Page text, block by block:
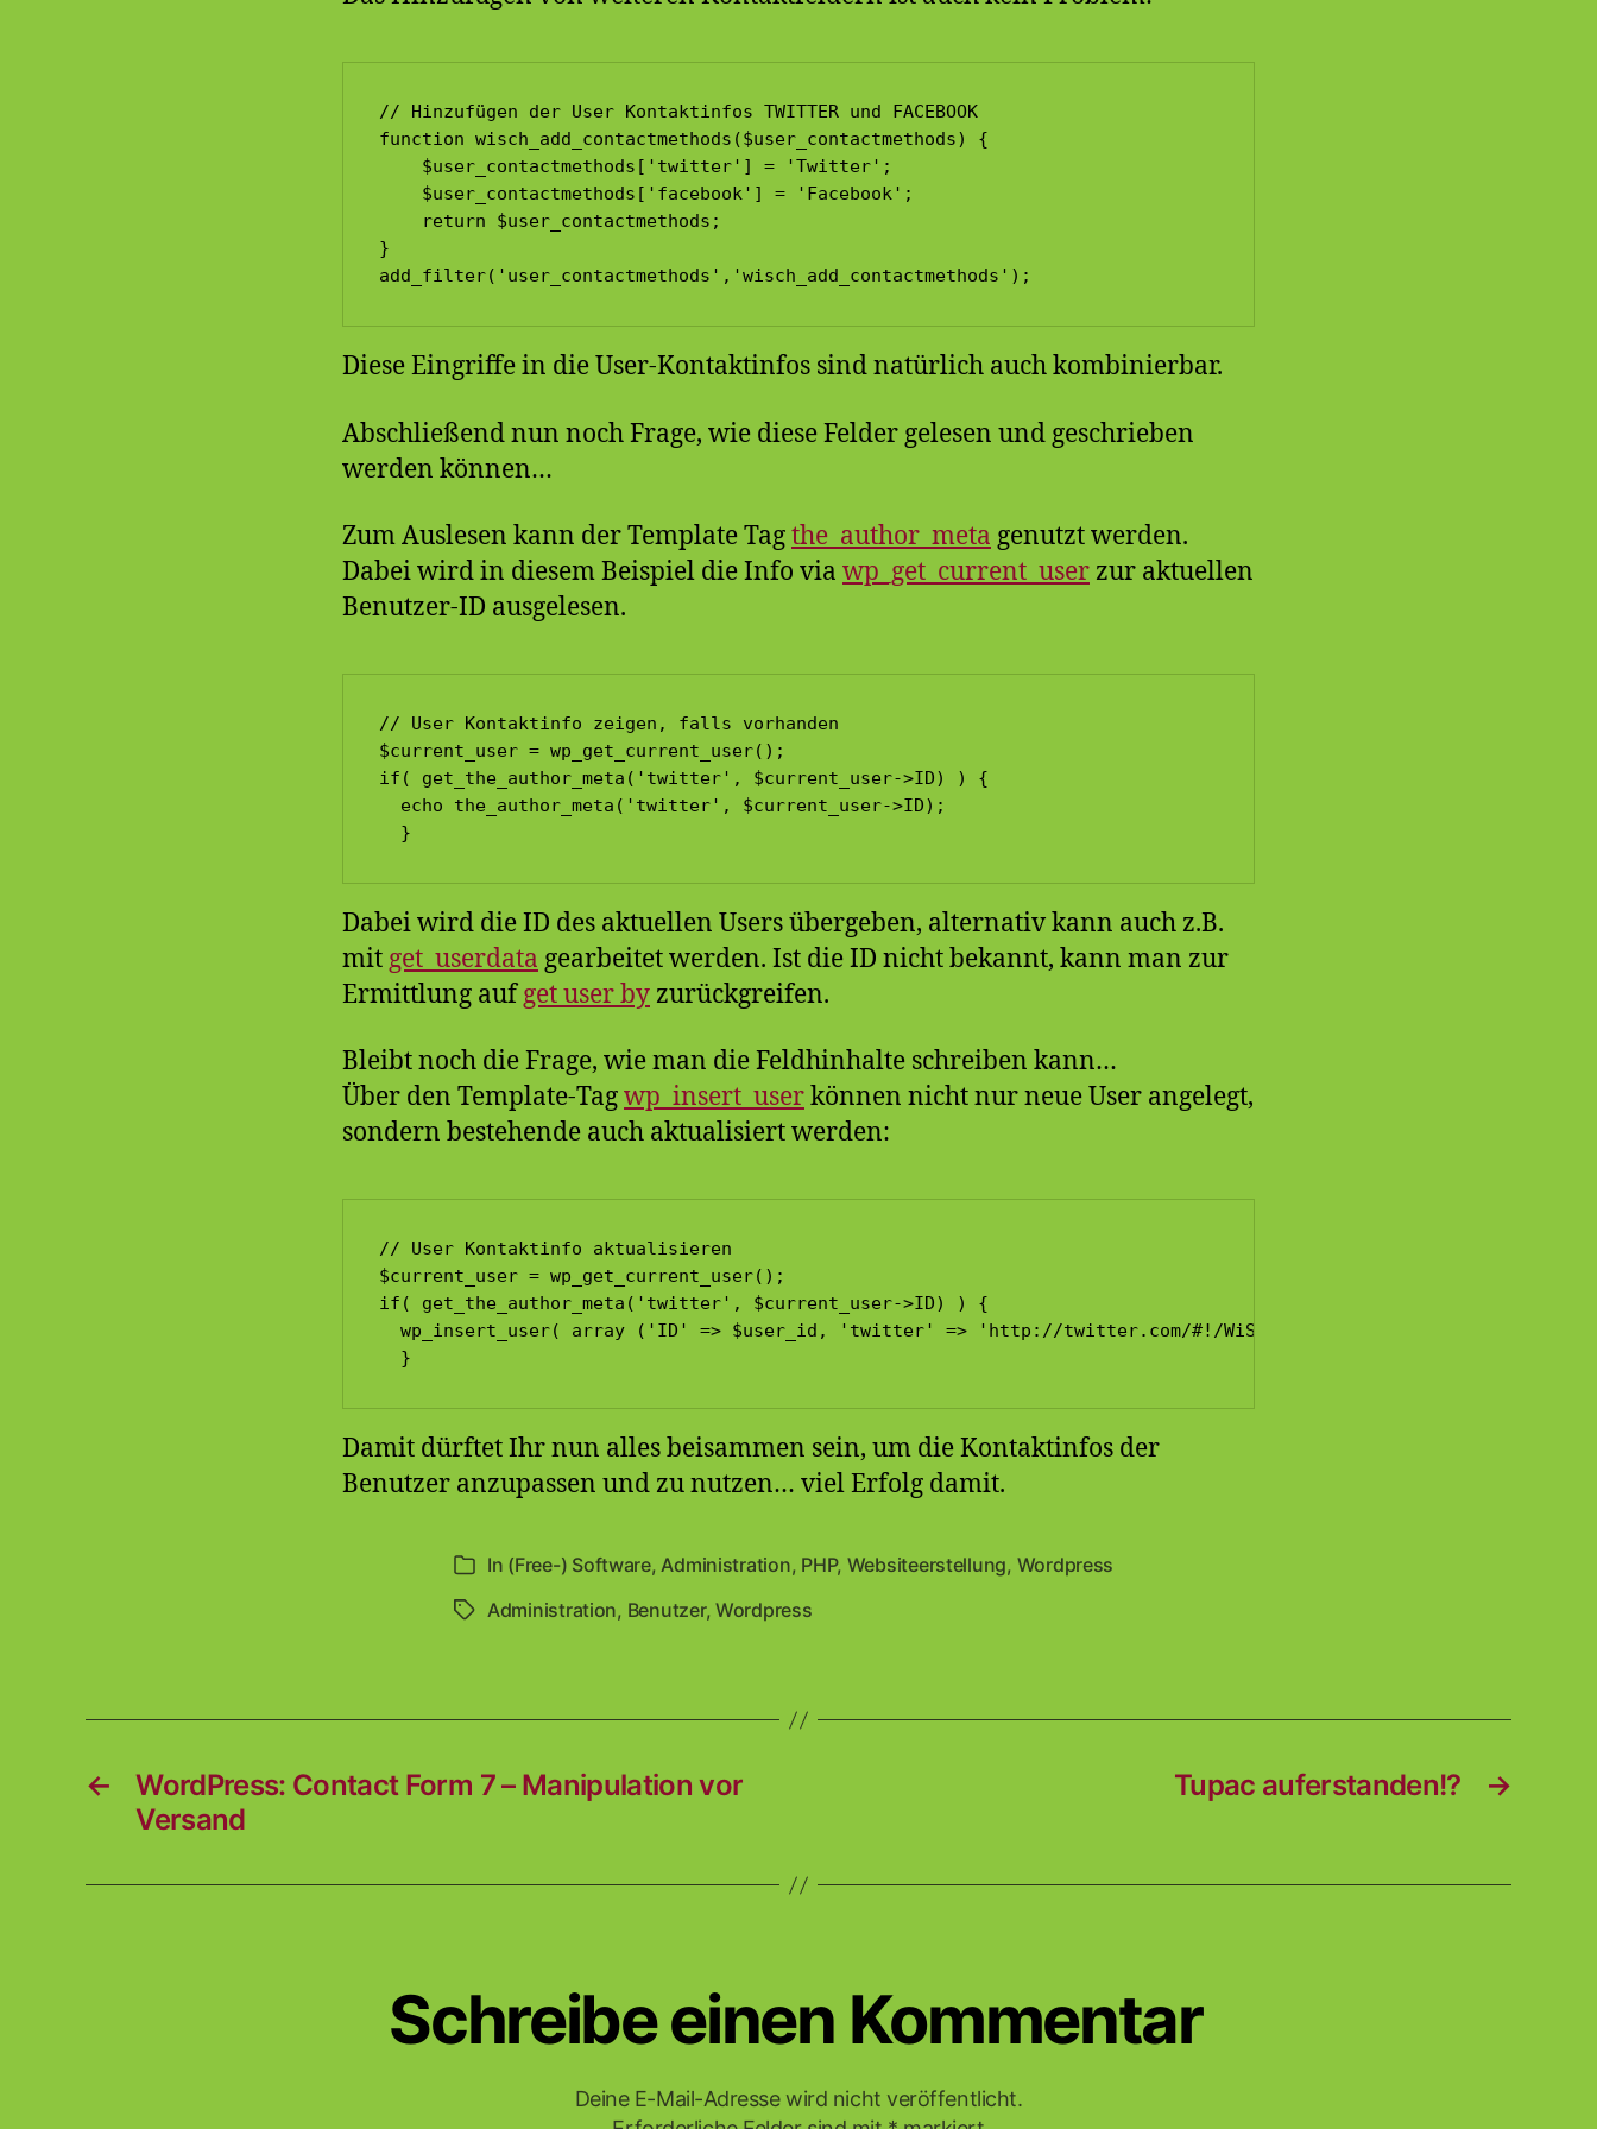
// Hinzufügen der User Kontaktinfos TWITTER und FACEBOOK
function wisch_add_contactmethods($user_contactmethods) {
    $user_contactmethods['twitter'] = 'Twitter';
    $user_contactmethods['facebook'] = 'Facebook';
    return $user_contactmethods;
}
add_filter('user_contactmethods','wisch_add_contactmethods');
Diese Eingriffe in die User-Kontaktinfos sind natürlich auch kombinierbar.
Abschließend nun noch Frage, wie diese Felder gelesen und geschrieben
werden können…
Zum Auslesen kann der Template Tagthe_author_meta genutzt werden.
Dabei wird in diesem Beispiel die Info via wp_get_current_userzur aktuellen
Benutzer-ID ausgelesen.
// User Kontaktinfo zeigen, falls vorhanden
$current_user = wp_get_current_user();
if( get_the_author_meta('twitter', $current_user->ID) ) {
  echo the_author_meta('twitter', $current_user->ID);
  }
Dabei wird die ID des aktuellen Users übergeben, alternativ kann auch z.B.
mit get_userdata gearbeitet werden. Ist die ID nicht bekannt, kann man zur
Ermittlung aufget user byzurückgreifen.
Bleibt noch die Frage, wie man die Feldhinhalte schreiben kann…
Über den Template-Tagwp_insert_userkönnen nicht nur neue User angelegt,
sondern bestehende auch aktualisiert werden:
// User Kontaktinfo aktualisieren
$current_user = wp_get_current_user();
if( get_the_author_meta('twitter', $current_user->ID) ) {
  wp_insert_user( array ('ID' => $user_id, 'twitter' => 'http://twitter.com/#!/WiSchOnline') ) ;
  }
Damit dürftet Ihr nun alles beisammen sein, um die Kontaktinfos der
Benutzer anzupassen und zu nutzen… viel Erfolg damit.
Kategorien
In (Free-) Software,Administration, PHP, Websiteerstellung, Wordpress
Schlagwörter
Administration, Benutzer,Wordpress
←
WordPress: Contact Form 7 – Manipulation vor
Versand
→
Tupac auferstanden!?
Schreibe einen Kommentar
Deine E-Mail-Adresse wird nicht veröffentlicht.